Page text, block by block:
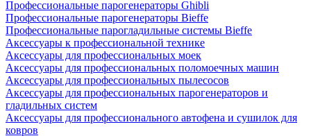
Профессиональные парогенераторы Ghibli
Профессиональные парогенераторы Bieffe
Профессиональные парогладильные системы Bieffe
Аксессуары к профессиональной технике
Аксессуары для профессиональных моек
Аксессуары для профессиональных поломоечных машин
Аксессуары для профессиональных пылесосов
Аксессуары для профессиональных парогенераторов и
гладильных систем
Аксессуары для профессионального автофена и сушилок для
ковров